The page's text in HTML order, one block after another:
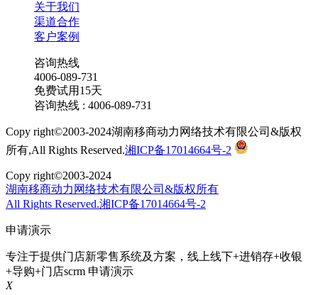
关于我们
渠道合作
客户案例
咨询热线
4006-089-731
免费试用15天
咨询热线 : 4006-089-731
Copy right©2003-2024湖南移商动力网络技术有限公司&版权
所有,All Rights Reserved.湘ICP备17014664号-2
Copy right©2003-2024
湖南移商动力网络技术有限公司&版权所有
All Rights Reserved.湘ICP备17014664号-2
申请演示
专注于提供门店新零售系统及方案，线上线下+进销存+收银
+导购+门店scrm 申请演示
X